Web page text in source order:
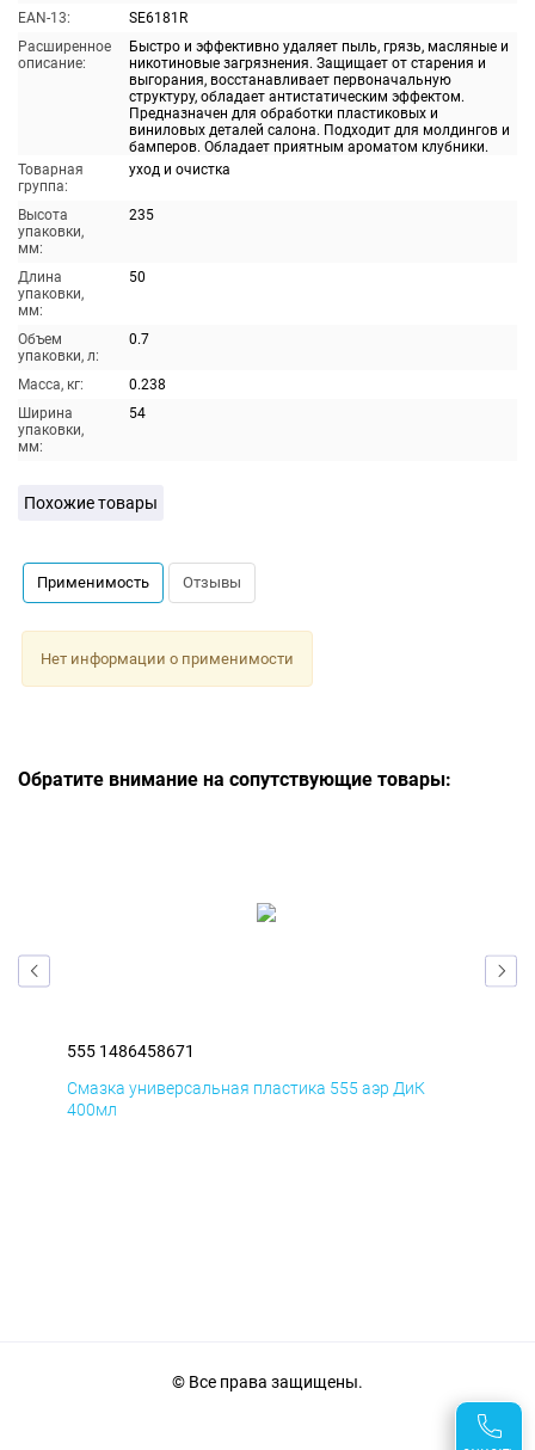
EAN-13:
SE6181R
Расширенное
описание:
Быстро и эффективно удаляет пыль, грязь, масляные и
никотиновые загрязнения. Защищает от старения и
выгорания, восстанавливает первоначальную
структуру, обладает антистатическим эффектом.
Предназначен для обработки пластиковых и
виниловых деталей салона. Подходит для молдингов и
бамперов. Обладает приятным ароматом клубники.
Товарная
группа:
уход и очистка
Высота
упаковки,
мм:
235
Длина
упаковки,
мм:
50
Объем
упаковки, л:
0.7
Масса, кг:
0.238
Ширина
упаковки,
мм:
54
Похожие товары
Применимость Отзывы
Нет информации о применимости
Обратите внимание на сопутствующие товары:
555 1486458671
Смазка универсальная пластика 555 аэр ДиК
400мл
© Все права защищены.